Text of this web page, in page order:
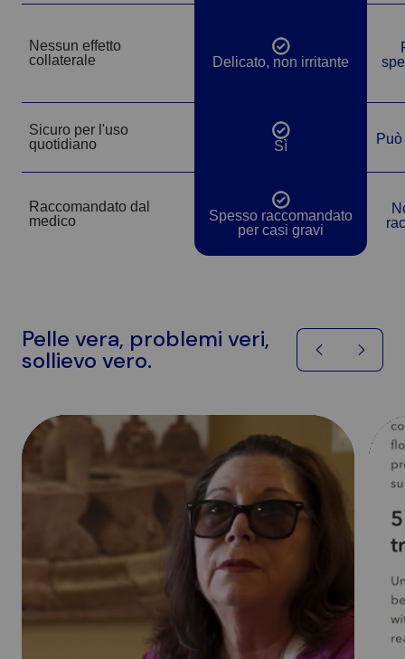
Nessun effetto
collaterale
Sì
Delicato, non irritante
Sicuro per l'uso
quotidiano
Sì
Sì
Raccomandato dal
medico
Sì
Spesso raccomandato
per casi gravi
Pelle vera, problemi veri,
sollievo vero.